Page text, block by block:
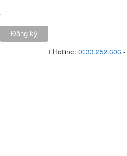
Hotline: 0933.252.606 -